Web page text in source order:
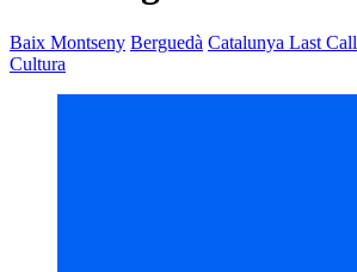
Baix Montseny Berguedà Catalunya Last Call
Cultura